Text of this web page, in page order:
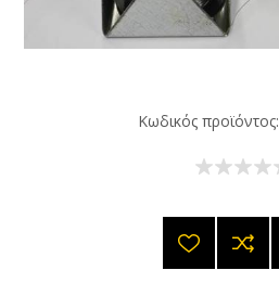
Κωδικός προϊόντος: